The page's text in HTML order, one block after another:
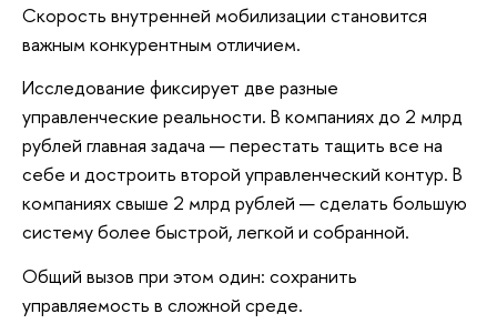
Скорость внутренней мобилизации становится
важным конкурентным отличием.
Исследование фиксирует две разные
управленческие реальности. В компаниях до 2 млрд
рублей главная задача — перестать тащить все на
себе и достроить второй управленческий контур. В
компаниях свыше 2 млрд рублей — сделать большую
систему более быстрой, легкой и собранной.
Общий вызов при этом один: сохранить
управляемость в сложной среде.